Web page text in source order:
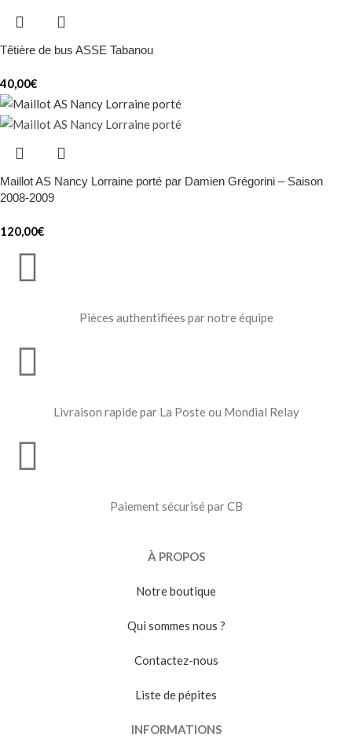
Têtière de bus ASSE Tabanou
40,00€
Maillot AS Nancy Lorraine porté par Damien Grégorini – Saison
2008-2009
120,00€
Pièces authentifiées par notre équipe
Livraison rapide par La Poste ou Mondial Relay
Paiement sécurisé par CB
À PROPOS
Notre boutique
Qui sommes nous ?
Contactez-nous
Liste de pépites
INFORMATIONS